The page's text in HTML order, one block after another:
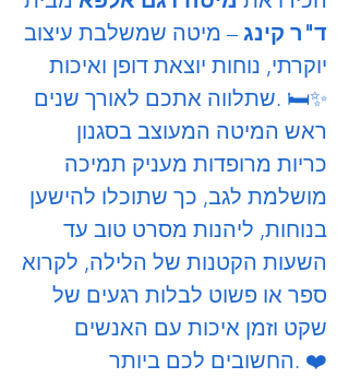
ד"ר קינג – מיטה שמשלבת עיצוב
יוקרתי, נוחות יוצאת דופן ואיכות
שתלווה אתכם לאורך שנים. 🛏️✨
ראש המיטה המעוצב בסגנון
כריות מרופדות מעניק תמיכה
מושלמת לגב, כך שתוכלו להישען
בנוחות, ליהנות מסרט טוב עד
השעות הקטנות של הלילה, לקרוא
ספר או פשוט לבלות רגעים של
שקט וזמן איכות עם האנשים
החשובים לכם ביותר. ❤️